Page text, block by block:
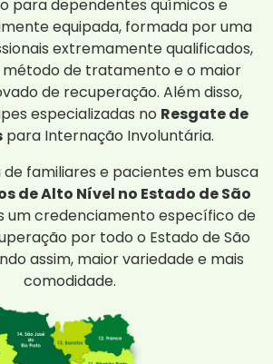
para dependentes químicos e
equipada, formada por uma
extremamente qualificados,
de tratamento e o maior
de recuperação. Além disso,
especializadas no Resgate de
para Internação Involuntária.
familiares e pacientes em busca
de Alto Nível no Estado de São
um credenciamento específico de
por todo o Estado de São
assim, maior variedade e mais
comodidade.